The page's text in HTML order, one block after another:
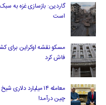
گاردین: بازسازی غزه به
است
مسکو نقشه اوکراین برای
فاش کرد
معامله ۱۴ میلیارد
چین درآمد!